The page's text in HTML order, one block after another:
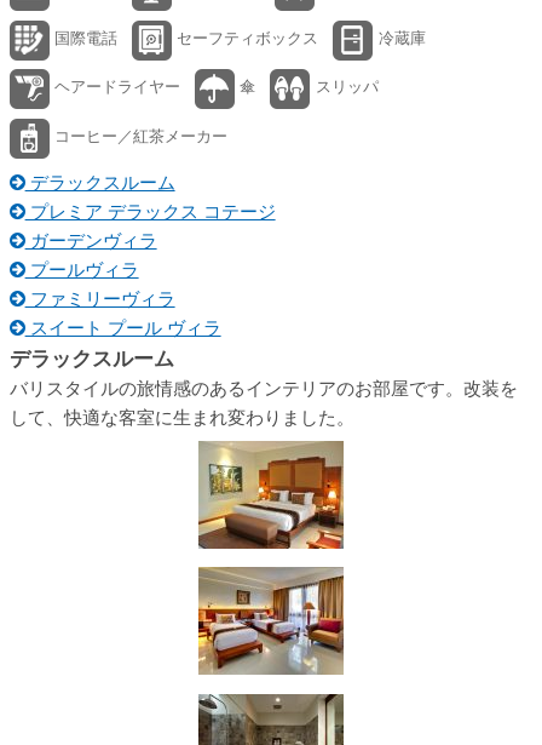
国際電話 セーフティボックス 冷蔵庫
ヘアードライヤー 傘 スリッパ
コーヒー／紅茶メーカー
デラックスルーム
プレミア デラックス コテージ
ガーデンヴィラ
プールヴィラ
ファミリーヴィラ
スイート プール ヴィラ
デラックスルーム
バリスタイルの旅情感のあるインテリアのお部屋です。改装を
して、快適な客室に生まれ変わりました。